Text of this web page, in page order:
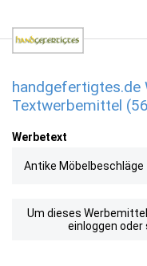
handgefertigtes.de
Textwerbemittel
Werbetext
Antike
Um dieses
einloggen oder